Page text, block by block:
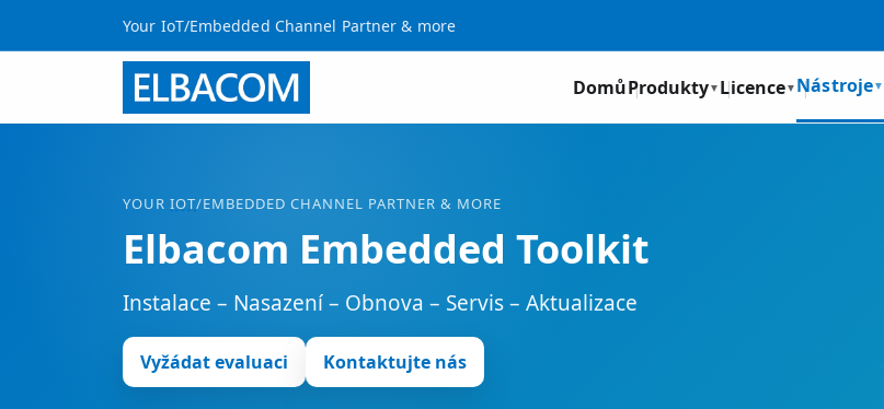
Your IoT/Embedded Channel Partner & more
DomůProdukty▼ Licence▼ Nástroje▼
YOUR IOT/EMBEDDED CHANNEL PARTNER & MORE
Elbacom Embedded Toolkit
Instalace – Nasazení – Obnova – Servis – Aktualizace
Vyžádat evaluaci Kontaktujte nás